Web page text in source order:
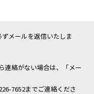
メールを返信いたしま
連絡がない場合は、「メー
7652までご連絡くださ